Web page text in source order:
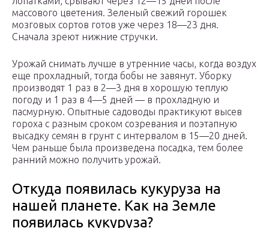
массового цветения. Зеленый свежий горошек
мозговых сортов готов уже через 18—23 дня.
Сначала зреют нижние стручки.
Урожай снимать лучше в утренние часы, когда воздух
еще прохладный, тогда бобы не завянут. Уборку
производят 1 раз в 2—3 дня в хорошую теплую
погоду и 1 раз в 4—5 дней — в прохладную и
пасмурную. Опытные садоводы практикуют высев
гороха с разным сроком созревания и поэтапную
высадку семян в грунт с интервалом в 15—20 дней.
Чем раньше была произведена посадка, тем более
ранний можно получить урожай.
Откуда появилась кукуруза на
нашей планете. Как на Земле
появилась кукуруза?